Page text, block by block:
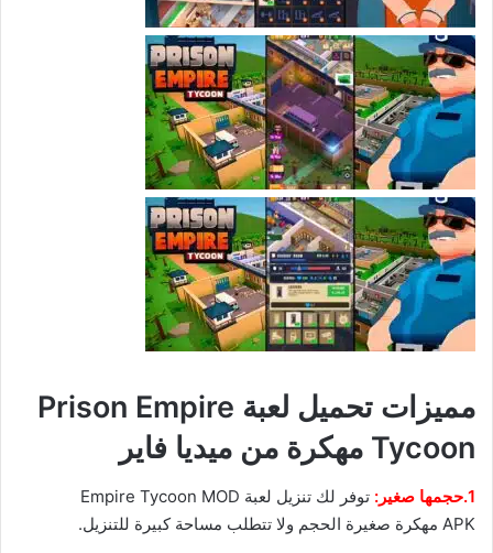
مميزات تحميل لعبة Prison Empire
Tycoon مهكرة من ميديا فاير
1.حجمها صغير:
توفر لك تنزيل لعبة Empire Tycoon MOD
APK مهكرة صغيرة الحجم ولا تتطلب مساحة كبيرة للتنزيل.